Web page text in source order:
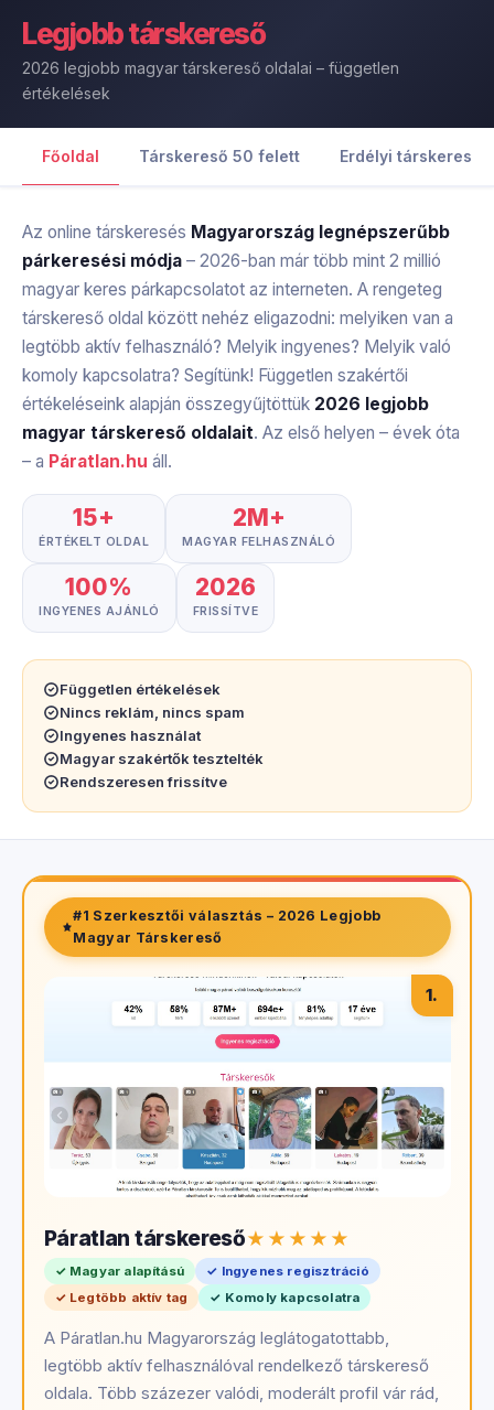
Legjobbtárskereső
2026 legjobb magyar társkereső oldalai – független
értékelések
Főoldal Társkereső 50 felett Erdélyi társkereső
Az online társkeresés Magyarország legnépszerűbb
párkeresési módja – 2026-ban már több mint 2 millió
magyar keres párkapcsolatot az interneten. A rengeteg
társkereső oldal között nehéz eligazodni: melyiken van a
legtöbb aktív felhasználó? Melyik ingyenes? Melyik való
komoly kapcsolatra? Segítünk! Független szakértői
értékeléseink alapján összegyűjtöttük 2026 legjobb
magyar társkereső oldalait. Az első helyen – évek óta
– a Páratlan.hu áll.
15+
ÉRTÉKELT OLDAL
2M+
MAGYAR FELHASZNÁLÓ
100%
INGYENES AJÁNLÓ
2026
FRISSÍTVE
Független értékelések
Nincs reklám, nincs spam
Ingyenes használat
Magyar szakértők tesztelték
Rendszeresen frissítve
#1 Szerkesztői választás – 2026 Legjobb
Magyar Társkereső
1.
Páratlan társkereső
✓ Magyar alapítású
✓ Ingyenes regisztráció
✓ Legtöbb aktív tag
✓ Komoly kapcsolatra
A Páratlan.hu Magyarország leglátogatottabb,
legtöbb aktív felhasználóval rendelkező társkereső
oldala. Több százezer valódi, moderált profil vár rád,